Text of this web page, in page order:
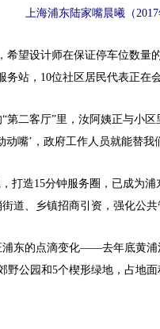
上海浦东陆家嘴晨曦（
望设计师在保证停车位数量
站，10位社区居民代表正在
二客厅”里，汝阿姨正与小区
动嘴’，政府工作人员就能替我
造15分钟服务圈，已成为浦
道、乡镇招商引资，强化公
的点滴变化——去年底黄浦江
野公园和5个楔形绿地，占地